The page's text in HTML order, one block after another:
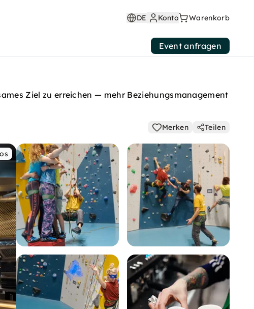
DE Konto Warenkorb
Event anfragen
Ziel zu erreichen — mehr Beziehungsmanagement
Merken Teilen